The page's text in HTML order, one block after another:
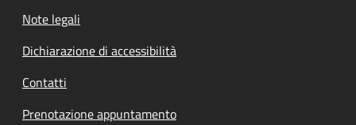
Note legali
Dichiarazione di accessibilità
Contatti
Prenotazione appuntamento